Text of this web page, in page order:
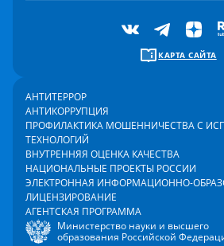
КАРТА САЙТА
АНТИТЕРРОР
АНТИКОРРУПЦИЯ
ПРОФИЛАКТИКА МОШЕННИЧЕСТВА С
ТЕХНОЛОГИЙ
ВНУТРЕННЯЯ ОЦЕНКА КАЧЕСТВА
НАЦИОНАЛЬНЫЕ ПРОЕКТЫ РОССИИ
ЭЛЕКТРОННАЯ ИНФОРМАЦИОННО-
ЛИЦЕНЗИРОВАНИЕ
АГЕНТСКАЯ ПРОГРАММА
Министерство науки и высшего
образования Российской